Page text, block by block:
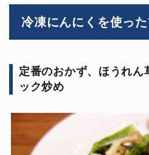
冷凍にんにくを使っ
定番のおかず、ほうれん
ック炒め